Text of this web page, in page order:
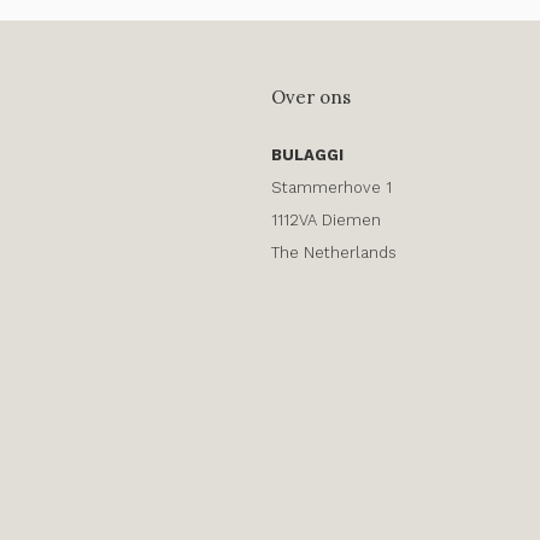
Over ons
BULAGGI
Stammerhove 1
1112VA Diemen
The Netherlands